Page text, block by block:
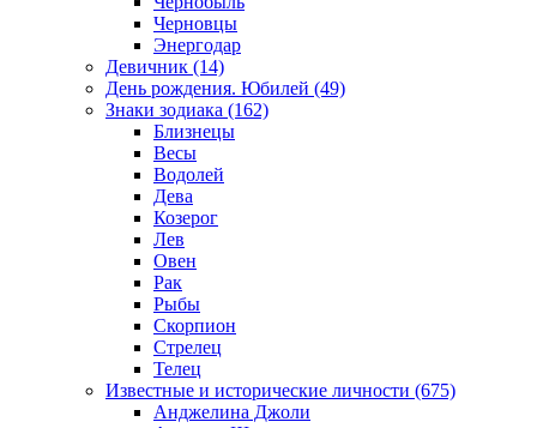
Черновцы
Энергодар
Девичник (14)
День рождения. Юбилей (49)
Знаки зодиака (162)
Близнецы
Весы
Водолей
Дева
Козерог
Лев
Овен
Рак
Рыбы
Скорпион
Стрелец
Телец
Известные и исторические личности (675)
Анджелина Джоли